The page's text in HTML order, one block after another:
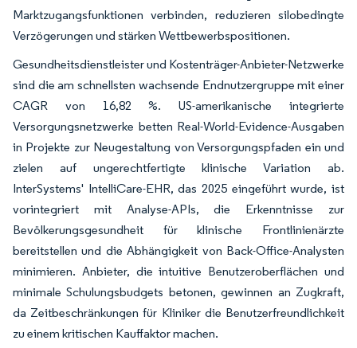
Marktzugangsfunktionen verbinden, reduzieren silobedingte
Verzögerungen und stärken Wettbewerbspositionen.
Gesundheitsdienstleister und Kostenträger-Anbieter-Netzwerke
sind die am schnellsten wachsende Endnutzergruppe mit einer
CAGR von 16,82 %. US-amerikanische integrierte
Versorgungsnetzwerke betten Real-World-Evidence-Ausgaben
in Projekte zur Neugestaltung von Versorgungspfaden ein und
zielen auf ungerechtfertigte klinische Variation ab.
InterSystems' IntelliCare-EHR, das 2025 eingeführt wurde, ist
vorintegriert mit Analyse-APIs, die Erkenntnisse zur
Bevölkerungsgesundheit für klinische Frontlinienärzte
bereitstellen und die Abhängigkeit von Back-Office-Analysten
minimieren. Anbieter, die intuitive Benutzeroberflächen und
minimale Schulungsbudgets betonen, gewinnen an Zugkraft,
da Zeitbeschränkungen für Kliniker die Benutzerfreundlichkeit
zu einem kritischen Kauffaktor machen.